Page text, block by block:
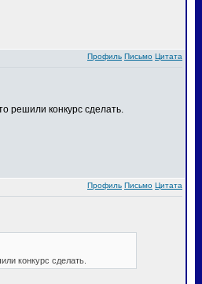
Профиль Письмо Цитата
решили конкурс сделать.
Профиль Письмо Цитата
конкурс сделать.